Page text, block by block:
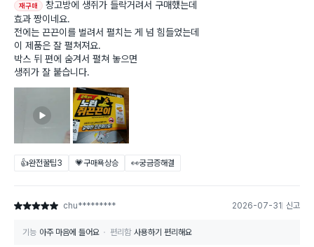
재구매
창고방에 생쥐가 들락거려서 구매했는데
효과 짱이네요.
전에는 끈끈이를 벌려서 펼치는 게 넘 힘들었는데
이 제품은 잘 펼쳐져요.
박스 뒤 편에 숨겨서 펼쳐 놓으면
생쥐가 잘 붙습니다.
👍완전꿀팁3 💗구매욕상승 👀궁금증해결
별점 5점 chu********* 2026-07-31 신고
기능 아주 마음에 들어요 편리함 사용하기 편리해요